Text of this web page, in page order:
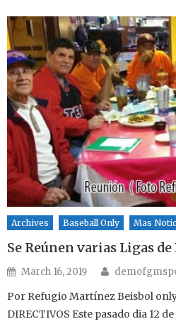
Archives Baseball Only Mas
Se Reúnen varias Ligas
Posted on
March 16, 2019 Author
Por Refugio Martínez Beisbol only
DIRECTIVOS Este pasado dia 12